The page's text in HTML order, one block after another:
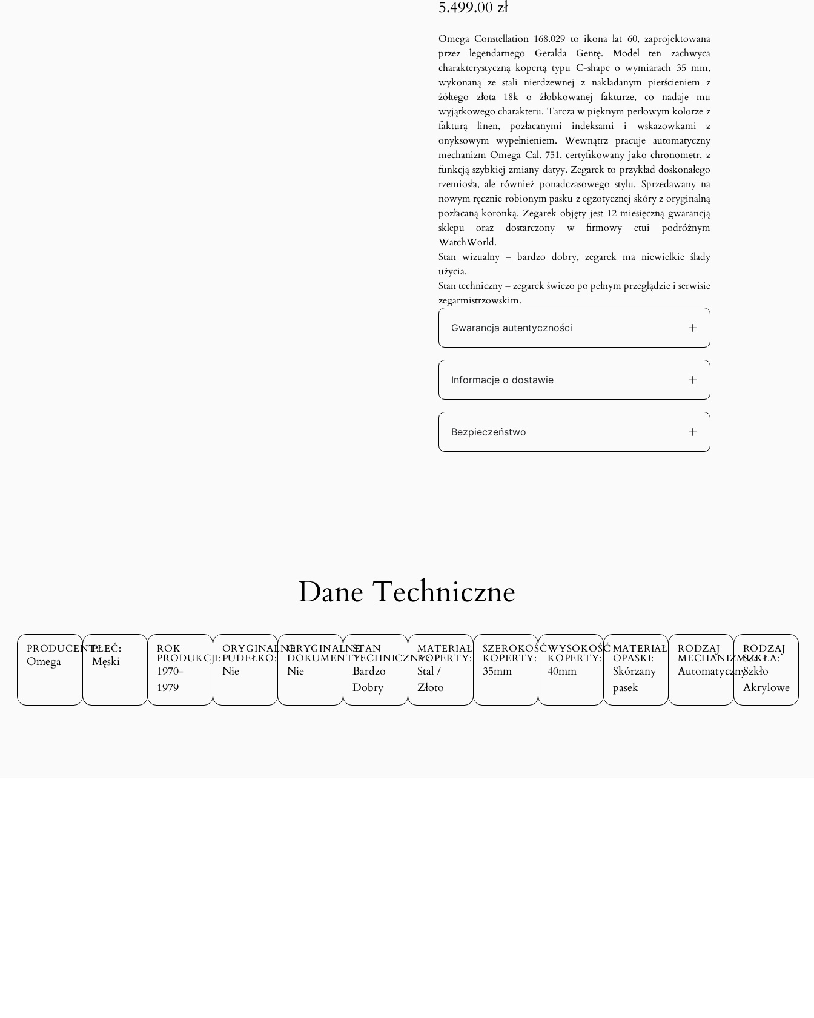
5.499.00 zł
Omega Constellation 168.029 to ikona lat 60, zaprojektowana
przez legendarnego Geralda Gentę. Model ten zachwyca
charakterystyczną kopertą typu C-shape o wymiarach 35 mm,
wykonaną ze stali nierdzewnej z nakładanym pierścieniem z
żółtego złota 18k o żłobkowanej fakturze, co nadaje mu
wyjątkowego charakteru. Tarcza w pięknym perłowym kolorze z
fakturą linen, pozłacanymi indeksami i wskazowkami z
onyksowym wypełnieniem. Wewnątrz pracuje automatyczny
mechanizm Omega Cal. 751, certyfikowany jako chronometr, z
funkcją szybkiej zmiany datyy. Zegarek to przykład doskonałego
rzemiosła, ale również ponadczasowego stylu. Sprzedawany na
nowym ręcznie robionym pasku z egzotycznej skóry z oryginalną
pozłacaną koronką. Zegarek objęty jest 12 miesięczną gwarancją
sklepu oraz dostarczony w firmowy etui podróżnym
WatchWorld.
Stan wizualny – bardzo dobry, zegarek ma niewielkie ślady
użycia.
Stan techniczny – zegarek świezo po pełnym przeglądzie i serwisie
zegarmistrzowskim.
Gwarancja autentyczności
Informacje o dostawie
Bezpieczeństwo
Dane Techniczne
PRODUCENT:
Omega
PŁEĆ:
Męski
ROK
PRODUKCJI:
1970-
1979
ORYGINALNE
PUDEŁKO:
Nie
ORYGINALNE
DOKUMENTY:
Nie
STAN
TECHNICZNY:
Bardzo
Dobry
MATERIAŁ
KOPERTY:
Stal /
Złoto
SZEROKOŚĆ
KOPERTY:
35mm
WYSOKOŚĆ
KOPERTY:
40mm
MATERIAŁ
OPASKI:
Skórzany
pasek
RODZAJ
MECHANIZMU:
Automatyczny
RODZAJ
SZKŁA:
Szkło
Akrylowe